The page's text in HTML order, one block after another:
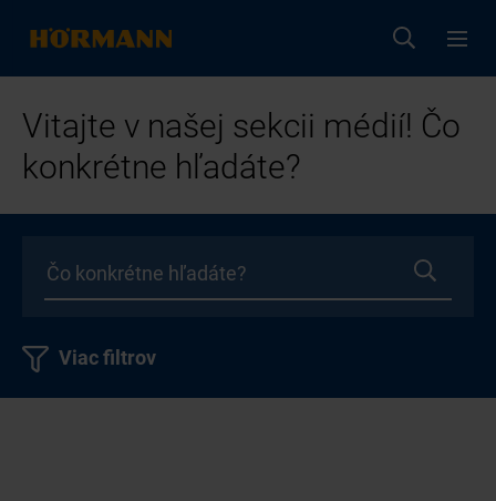
Vitajte v našej sekcii médií! Čo
konkrétne hľadáte?
Viac filtrov